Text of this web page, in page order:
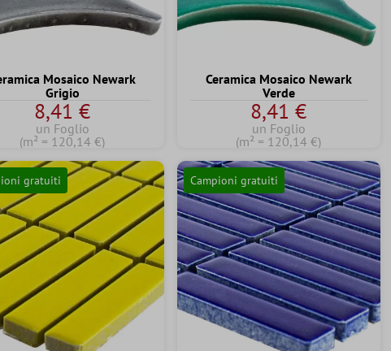
Mosaico Newark
Grigio
8,41 €
un Foglio
(m² = 120,14 €)
Ceramica Mosaico Newark
Verde
8,41 €
un Foglio
(m² = 120,14 €)
gratuiti Campioni gratuiti